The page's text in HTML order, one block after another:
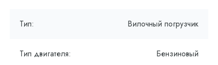
Тип: Вилочный погрузчик
Тип двигателя: Бензиновый